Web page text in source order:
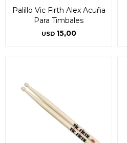
Palillo Vic Firth Alex Acuña
Para Timbales
USD 15,00